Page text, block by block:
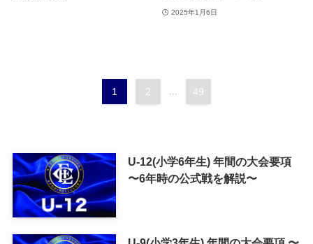
2025年1月6日
1 2 49
U-12(小学6年生) 年間の大会要項
〜6年時の公式戦を解説〜